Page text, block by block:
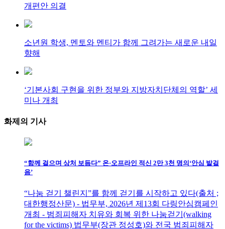
개편안 의결
소년원 학생, 멘토와 멘티가 함께 그려가는 새로운 내일
향해
‘기본사회 구현을 위한 정부와 지방자치단체의 역할’ 세
미나 개최
화제의 기사
“함께 걸으며 상처 보듬다” 온·오프라인 적신 2만 3천 명의‘안심 발걸
음’
“나눔 걷기 챌린지”를 함께 걷기를 시작하고 있다(출처 ;
대한행정산문) - 법무부, 2026년 제13회 다링안심캠페인
개최 - 범죄피해자 치유와 회복 위한 나눔걷기(walking
for the victims) 법무부(장관 정성호)와 전국 범죄피해자